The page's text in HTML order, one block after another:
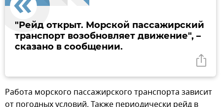
"Рейд открыт. Морской пассажирский
транспорт возобновляет движение", –
сказано в сообщении.
Работа морского пассажирского транспорта зависит
от погодных условий. Также периодически рейд в